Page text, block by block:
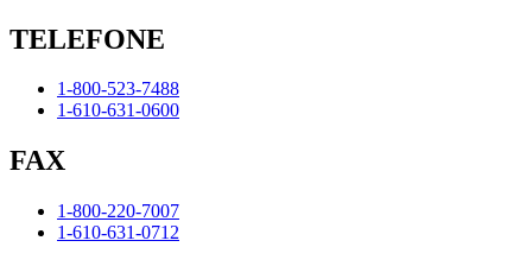
TELEFONE
1-800-523-7488
1-610-631-0600
FAX
1-800-220-7007
1-610-631-0712